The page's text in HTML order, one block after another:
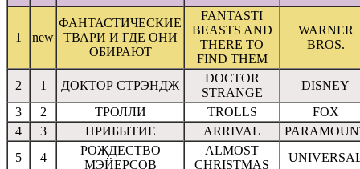
1 new
ФАНТАСТИЧЕСКИЕ
ТВАРИ И ГДЕ ОНИ
ОБИРАЮТ
FANTASTI
BEASTS AND
THERE TO
FIND THEM
WARNER
BROS.
2 1 ДОКТОР СТРЭНДЖ
DOCTOR
STRANGE
DISNEY
3
2 ТРОЛЛИ TROLLS
FOX
4
3 ПРИБЫТИЕ ARRIVAL
5
4
РОЖДЕСТВО
МЭЙЕРСОВ
ALMOST
CHRISTMAS